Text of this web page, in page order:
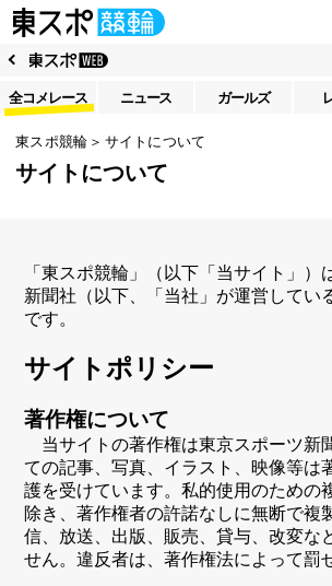
全コメレース ニュース ガールズ
東スポ競輪 サイトについて
サイトについて
「東スポ競輪」（以下「当サイト」）
新聞社（以下、「当社」が運営してい
です。
サイトポリシー
著作権について
当サイトの著作権は東京スポーツ新
ての記事、写真、イラスト、映像等は
護を受けています。私的使用のための
除き、著作権者の許諾なしに無断で複
信、放送、出版、販売、貸与、改変な
せん。違反者は、著作権法によって罰